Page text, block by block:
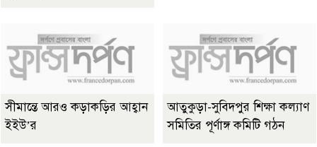
সীমান্তে আরও কড়াকড়ির আহ্বান
ইইউ’র
আতুকুড়া-সুবিদপুর শিক্ষা কল্যাণ
সমিতির পূর্ণাঙ্গ কমিটি গঠন